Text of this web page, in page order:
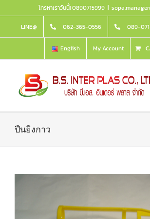
to
content
โทรหาเราวันนี้! 0890715999 |
LINE@ 062-365-0556 089-
English My Account
ปืนยิงกาว